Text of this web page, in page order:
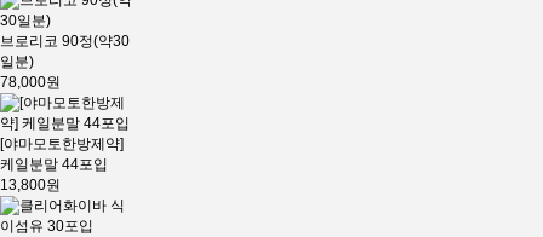
브로리코 90정(약30
일분)
78,000원
[야마모토한방제약]
케일분말 44포입
13,800원